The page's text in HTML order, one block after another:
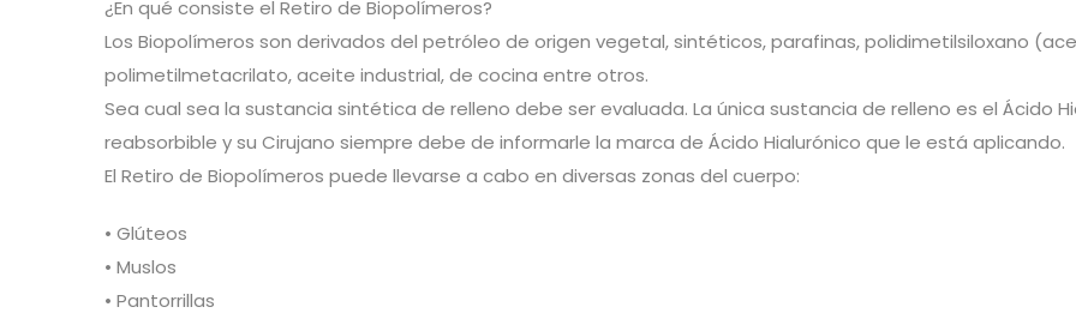
¿En qué consiste el Retiro de Biopolímeros?
Los Biopolímeros son derivados del petróleo de origen vegetal, sintéticos, parafinas, polidimetilsiloxano
polimetilmetacrilato, aceite industrial, de cocina entre otros.
Sea cual sea la sustancia sintética de relleno debe ser evaluada. La única sustancia de relleno es el Ácido
reabsorbible y su Cirujano siempre debe de informarle la marca de Ácido Hialurónico que le está aplicando.
El Retiro de Biopolímeros puede llevarse a cabo en diversas zonas del cuerpo:
• Glúteos
• Muslos
• Pantorrillas